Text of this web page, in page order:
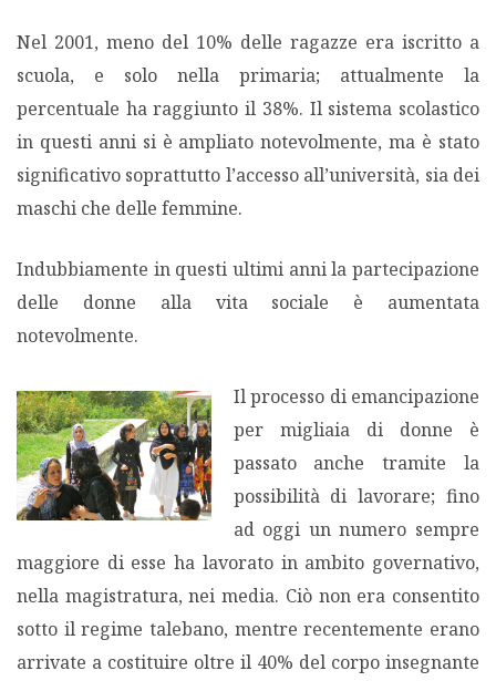
Nel 2001, meno del 10% delle ragazze era iscritto a
scuola, e solo nella primaria; attualmente la
percentuale ha raggiunto il 38%. Il sistema scolastico
in questi anni si è ampliato notevolmente, ma è stato
significativo soprattutto l’accesso all’università, sia dei
maschi che delle femmine.
Indubbiamente in questi ultimi anni la partecipazione
delle donne alla vita sociale è aumentata
notevolmente.
Il processo di emancipazione
per migliaia di donne è
passato anche tramite la
possibilità di lavorare; fino
ad oggi un numero sempre
maggiore di esse ha lavorato in ambito governativo,
nella magistratura, nei media. Ciò non era consentito
sotto il regime talebano, mentre recentemente erano
arrivate a costituire oltre il 40% del corpo insegnante